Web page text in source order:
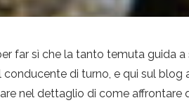
far sì che la tanto temuta guida
di turno, e qui sul blog
nel dettaglio di come affrontare